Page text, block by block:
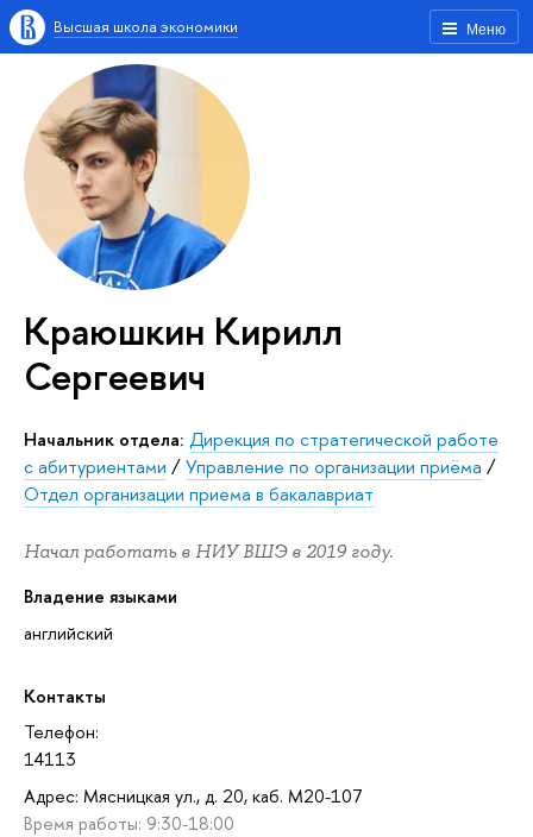
Меню
Высшая школа экономики
Краюшкин Кирилл
Сергеевич
Начальник отдела: Дирекция по стратегической работе
с абитуриентами /Управление по организации приёма /
Отдел организации приема в бакалавриат
Начал работать в НИУ ВШЭ в 2019 году.
Владение языками
английский
Контакты
Телефон:
14113
Адрес: Мясницкая ул., д. 20, каб. M20-107
Время работы: 9:30-18:00